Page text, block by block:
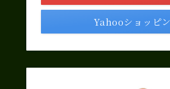
Yahooショッピ